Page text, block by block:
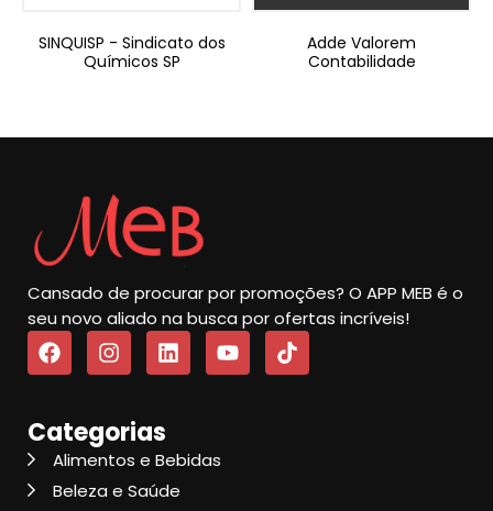
SINQUISP - Sindicato dos
Químicos SP
Adde Valorem
Contabilidade
Cansado de procurar por promoções? O APP MEB é o
seu novo aliado na busca por ofertas incríveis!
Categorias
Alimentos e Bebidas
Beleza e Saúde